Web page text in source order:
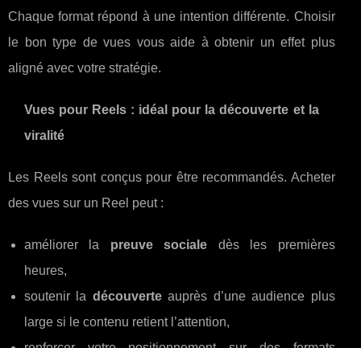
Chaque format répond à une intention différente. Choisir
le bon type de vues vous aide à obtenir un effet plus
aligné avec votre stratégie.
Vues pour Reels : idéal pour la découverte et la
viralité
Les Reels sont conçus pour être recommandés. Acheter
des vues sur un Reel peut :
améliorer la preuve sociale dès les premières
heures,
soutenir la découverteauprès d’une audience plus
large si le contenu retient l’attention,